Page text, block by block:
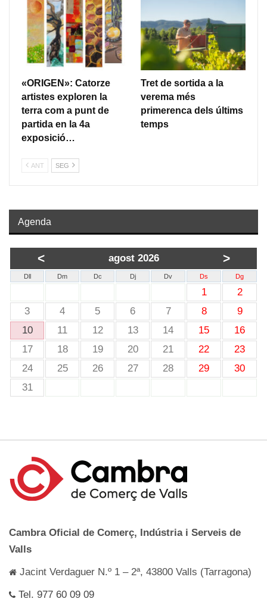
«ORIGEN»: Catorze
artistes exploren la
terra com a punt de
partida en la 4a
exposició…
Tret de sortida a la
verema més
primerenca dels últims
temps
ANT SEG
Agenda
< agost 2026 >
Dll Dm Dc Dj Dv Ds Dg
1
2
3
4 5 6 7 8
9
10
11 12 13 14 15
16
17
18 19 20 21 22
23
24
25 26 27 28 29
30
31
Cambra Oficial de Comerç, Indústria i Serveis de
Valls
Jacint Verdaguer N.º 1 – 2ª, 43800 Valls (Tarragona)
Tel. 977 60 09 09